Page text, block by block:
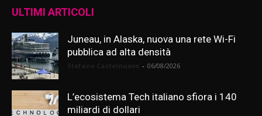
ULTIMI ARTICOLI
Juneau, in Alaska, nuova una rete Wi-Fi
pubblica ad alta densità
- 06/08/2026
L’ecosistema Tech italiano sfiora i 140
miliardi di dollari